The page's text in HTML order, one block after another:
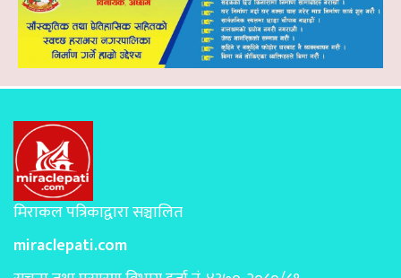
मिराकल पत्रिकाद्वारा सञ्चालित
miraclepati.com